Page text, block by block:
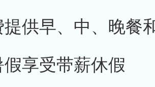
提供早、中、晚餐
享受带薪休假